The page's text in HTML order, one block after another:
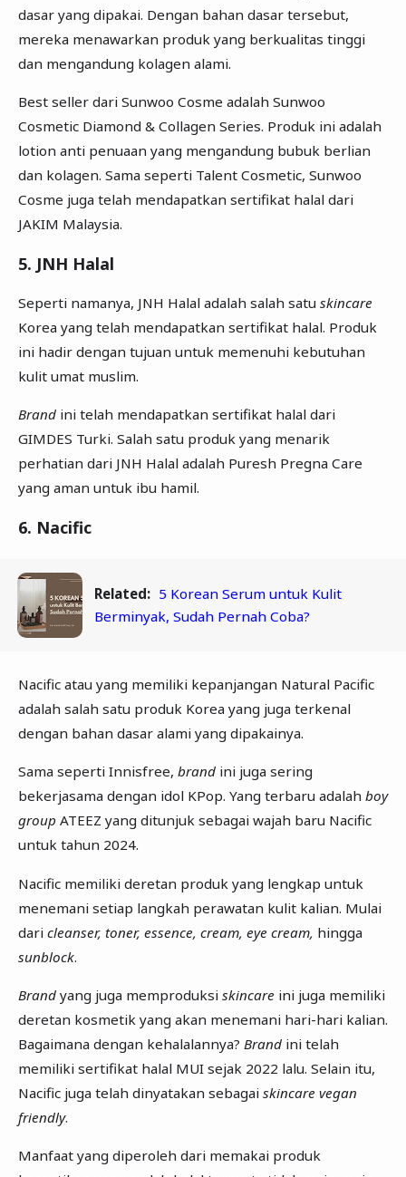
dasar yang dipakai. Dengan bahan dasar tersebut,
mereka menawarkan produk yang berkualitas tinggi
dan mengandung kolagen alami.
Best seller dari Sunwoo Cosme adalah Sunwoo
Cosmetic Diamond & Collagen Series. Produk ini adalah
lotion anti penuaan yang mengandung bubuk berlian
dan kolagen. Sama seperti Talent Cosmetic, Sunwoo
Cosme juga telah mendapatkan sertifikat halal dari
JAKIM Malaysia.
5. JNH Halal
Seperti namanya, JNH Halal adalah salah satu skincare
Korea yang telah mendapatkan sertifikat halal. Produk
ini hadir dengan tujuan untuk memenuhi kebutuhan
kulit umat muslim.
Brandini telah mendapatkan sertifikat halal dari
GIMDES Turki. Salah satu produk yang menarik
perhatian dari JNH Halal adalah Puresh Pregna Care
yang aman untuk ibu hamil.
6. Nacific
Related: 5 Korean Serum untuk Kulit
Berminyak, Sudah Pernah Coba?
Nacific atau yang memiliki kepanjangan Natural Pacific
adalah salah satu produk Korea yang juga terkenal
dengan bahan dasar alami yang dipakainya.
Sama seperti Innisfree, brandini juga sering
bekerjasama dengan idol KPop. Yang terbaru adalah boy
group ATEEZ yang ditunjuk sebagai wajah baru Nacific
untuk tahun 2024.
Nacific memiliki deretan produk yang lengkap untuk
menemani setiap langkah perawatan kulit kalian. Mulai
dari cleanser, toner, essence, cream, eye cream, hingga
sunblock.
Brandyang juga memproduksi skincare ini juga memiliki
deretan kosmetik yang akan menemani hari-hari kalian.
Bagaimana dengan kehalalannya? Brandini telah
memiliki sertifikat halal MUI sejak 2022 lalu. Selain itu,
Nacific juga telah dinyatakan sebagai skincare vegan
friendly.
Manfaat yang diperoleh dari memakai produk